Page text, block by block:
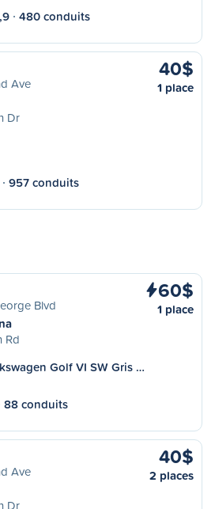
480 conduits
Ave
Dr
40$
1 place
957 conduits
Blvd
Rd
60$
1 place
Golf VI SW Gris …
88 conduits
Ave
Dr
40$
2 places